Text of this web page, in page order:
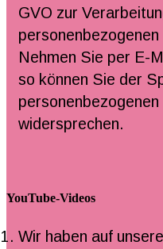
GVO zur
Nehmen Sie per E-
so können Sie der
widersprechen.
YouTube-Videos
Wir haben auf